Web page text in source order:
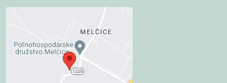
Externý obsah je
blokovaný Voľbami
súkromia
Prajete si načítať externý obsah?